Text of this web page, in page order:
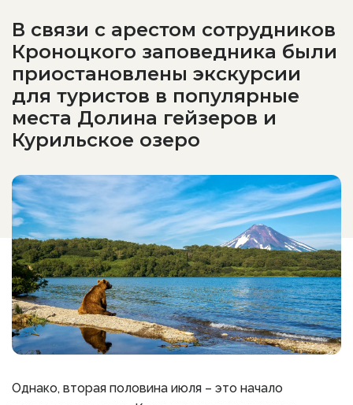
В связи с арестом сотрудников
Кроноцкого заповедника были
приостановлены экскурсии
для туристов в популярные
места Долина гейзеров и
Курильское озеро
Однако, вторая половина июля – это начало